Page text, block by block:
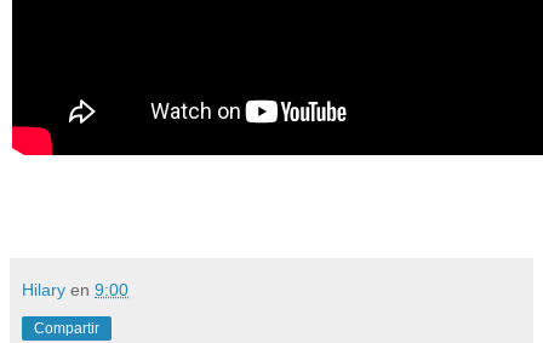
Hilary en 9:00
Compartir